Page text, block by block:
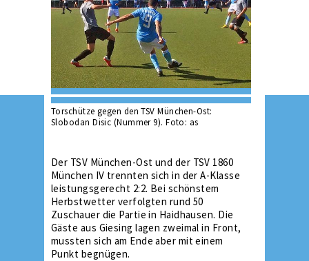
Torschütze gegen den TSV München-Ost:
Slobodan Disic (Nummer 9). Foto: as
Der TSV München-Ost und der TSV 1860
München IV trennten sich in der A-Klasse
leistungsgerecht 2:2. Bei schönstem
Herbstwetter verfolgten rund 50
Zuschauer die Partie in Haidhausen. Die
Gäste aus Giesing lagen zweimal in Front,
mussten sich am Ende aber mit einem
Punkt begnügen.